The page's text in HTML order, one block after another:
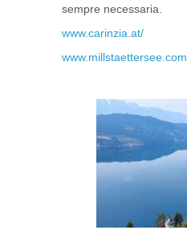
sempre necessaria.
www.carinzia.at/
www.millstaettersee.com